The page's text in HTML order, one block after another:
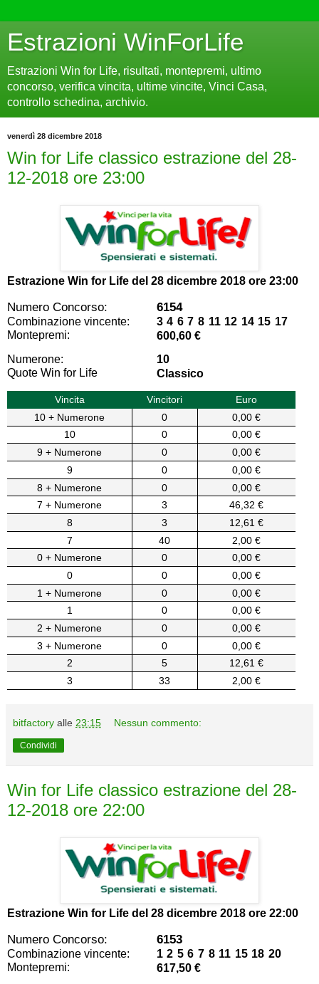
Estrazioni WinForLife
Estrazioni Win for Life, risultati, montepremi, ultimo
concorso, verifica vincita, ultime vincite, Vinci Casa,
controllo schedina, archivio.
venerdì 28 dicembre 2018
Win for Life classico estrazione del 28-
12-2018 ore 23:00
Estrazione Win for Life del 28 dicembre 2018 ore 23:00
Numero Concorso: 6154
Combinazione vincente:
3 4 6 7 8 11 12 14 15 17
Montepremi:
600,60 €
Numerone:
10
Quote Win for Life
Classico
Vincita Vincitori
Euro
10 + Numerone
0
0,00 €
10
0
0,00 €
9 + Numerone
0
0,00 €
9
0
0,00 €
8 + Numerone
0
0,00 €
7 + Numerone
3
46,32 €
8
3
12,61 €
7
40
2,00 €
0 + Numerone
0
0,00 €
0
0
0,00 €
1 + Numerone
0
0,00 €
1
0
0,00 €
2 + Numerone
0
0,00 €
3 + Numerone
0
0,00 €
2
5
12,61 €
3
33 2,00 €
bitfactory alle 23:15 Nessun commento:
Condividi
Win for Life classico estrazione del 28-
12-2018 ore 22:00
Estrazione Win for Life del 28 dicembre 2018 ore 22:00
Numero Concorso: 6153
Combinazione vincente:
1 2 5 6 7 8 11 15 18 20
Montepremi:
617,50 €